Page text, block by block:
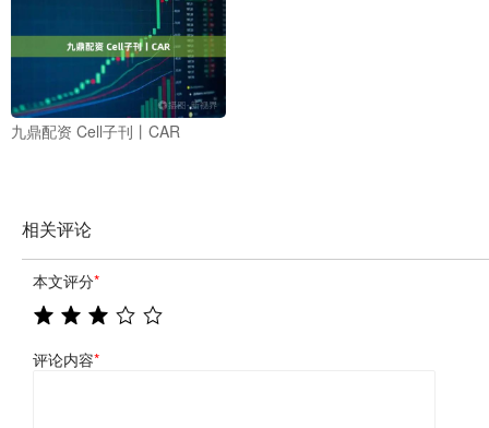
九鼎配资 Cell子刊丨CAR
相关评论
本文评分*
评论内容*